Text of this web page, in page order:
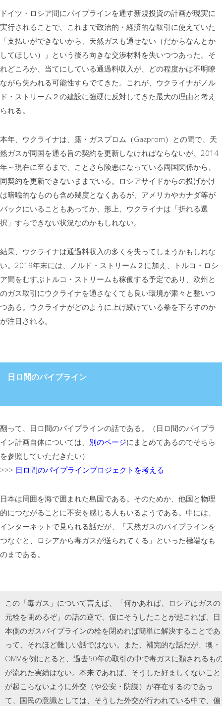
ドイツ・ロシア間にパイプラインを通す新規投資の計画が現実に
実行されることで、これまで政治的・経済的な取引に使えていた
「支払いができないから、天然ガスも通せない（だからなんとか
してほしい）」という後ろ向きな交渉材料を失いつつあった。そ
れどころか、当てにしている通過料収入が、どの程度かは不明瞭
ながら失われる可能性すらでてきた。これが、ウクライナがノル
ド・ストリーム２の建設に強硬に反対してきた最大の理由と考え
られる。
本年、ウクライナは、露・ガスプロム（Gazprom）との間で、天
然ガスが同国を通る旨の契約を更新しなければならないが、2014
年～現在に至るまで、ことさら険悪になっている両国関係から、
同契約を更新できないままでいる。ロシアサイドからの投げかけ
は暗喩的なものも含め幾度となくあるが、アメリカやカナダ等が
バックにいることもあってか、形上、ウクライナは「折れる選
択」すらできない状況なのかもしれない。
結果、ウクライナは通過料収入の多くを失ってしまうかもしれな
い。2019年末には、ノルド・ストリーム２に加え、トルコ・ロシ
ア間をむすぶトルコ・ストリームも稼働する予定であり、欧州と
のガス取引にウクライナを通さなくても良い環境が粛々と整いつ
つある。ウクライナがどのように上げ続けている拳を下ろすのか
が注目される。
日ロ間のパイプライン
翻って、日ロ間のパイプラインの話である。（日ロ間のパイプラ
イン計画自体については、 別のページにまとめてあるのでそちら
を参照していただきたい）
>>> 日ロ間のパイプラインプロジェクトを考える
日本は周囲を海で囲まれた島国である。そのためか、他国と物理
的につながることに不安を感じる人もいるようである。中には、
インターネットで見られる話だが、「天然ガスのパイプラインを
つなぐと、ロシアから毒ガスが送られてくる」といった極端なも
のまである。
この「毒ガス」について言えば、「何かあれば、ロシアはガスの
元栓を閉めるぞ」の話の逆で、仮にそうしたことが起これば、日
本側のガスパイプラインの栓を閉めれば簡単に解決することであ
って、それほど難しい話ではない。また、補完的な話だが、墺・
OMVを例にとると、過去50年の取引の中で毒ガスに類されるも
が流れた実績はない。本来であれば、そうした好ましくないこと
が起こらないように外交（や公安・防諜）が存在するのであっ
て、国民の意識としては、そうした外交が行われている中で、偏